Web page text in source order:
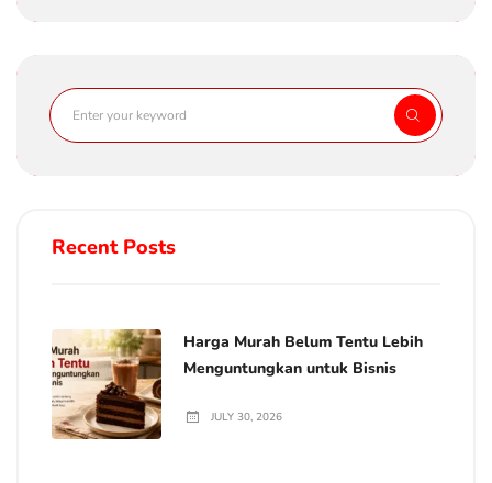
Recent Posts
Harga Murah Belum Tentu Lebih
Menguntungkan untuk Bisnis
JULY 30, 2026